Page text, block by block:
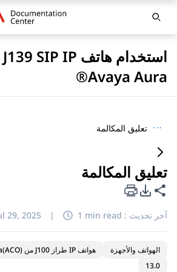
Avaya Aura®
··· تعليق المكالمة
تعليق المكالمة
مشاركة هذه الصفحة
خيارات تصدير PDF
آخر تحديث : 29, 2025 | 1 min read
الهواتف والأجهزة هواتف IP طراز J100 من Avaya(ACO)
13.0